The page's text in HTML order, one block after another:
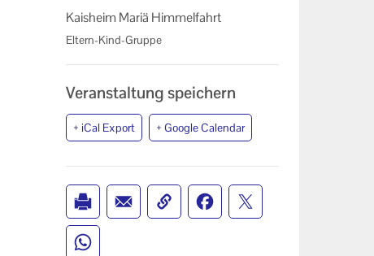
Kaisheim Mariä Himmelfahrt
Eltern-Kind-Gruppe
Veranstaltung speichern
+ iCal Export + Google Calendar